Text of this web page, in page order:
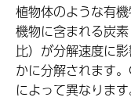
植物体のような有
機物に含まれる炭
比）が分解速度に
かに分解されます
によって異なります